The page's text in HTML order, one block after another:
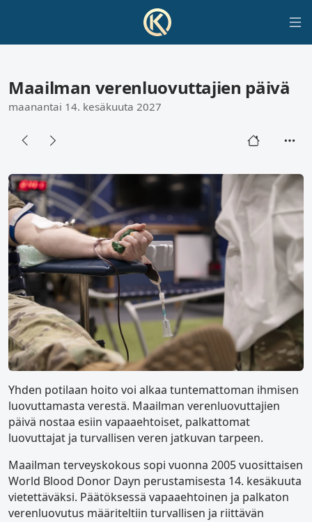
Maailman verenluovuttajien päivä
maanantai 14. kesäkuuta 2027
Yhden potilaan hoito voi alkaa tuntemattoman ihmisen
luovuttamasta verestä. Maailman verenluovuttajien
päivä nostaa esiin vapaaehtoiset, palkattomat
luovuttajat ja turvallisen veren jatkuvan tarpeen.
Maailman terveyskokous sopi vuonna 2005 vuosittaisen
World Blood Donor Dayn perustamisesta 14. kesäkuuta
vietettäväksi. Päätöksessä vapaaehtoinen ja palkaton
verenluovutus määriteltiin turvallisen ja riittävän